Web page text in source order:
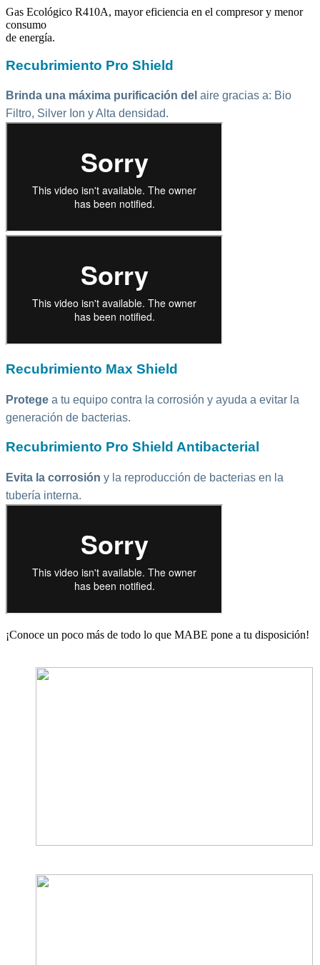
Gas Ecológico R410A, mayor eficiencia en el compresor y menor
consumo
de energía.
Recubrimiento Pro Shield
Brinda una máxima purificación del aire gracias a: Bio
Filtro, Silver Ion y Alta densidad.
Recubrimiento Max Shield
Protege a tu equipo contra la corrosión y ayuda a evitar la
generación de bacterias.
Recubrimiento Pro Shield Antibacterial
Evita la corrosión y la reproducción de bacterias en la
tubería interna.
¡Conoce un poco más de todo lo que MABE pone a tu disposición!